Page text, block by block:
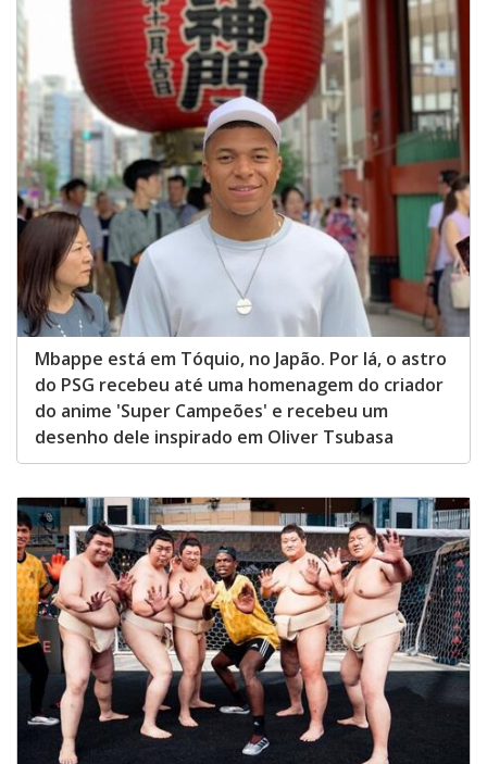
Mbappe está em Tóquio, no Japão. Por lá, o astro
do PSG recebeu até uma homenagem do criador
do anime 'Super Campeões' e recebeu um
desenho dele inspirado em Oliver Tsubasa